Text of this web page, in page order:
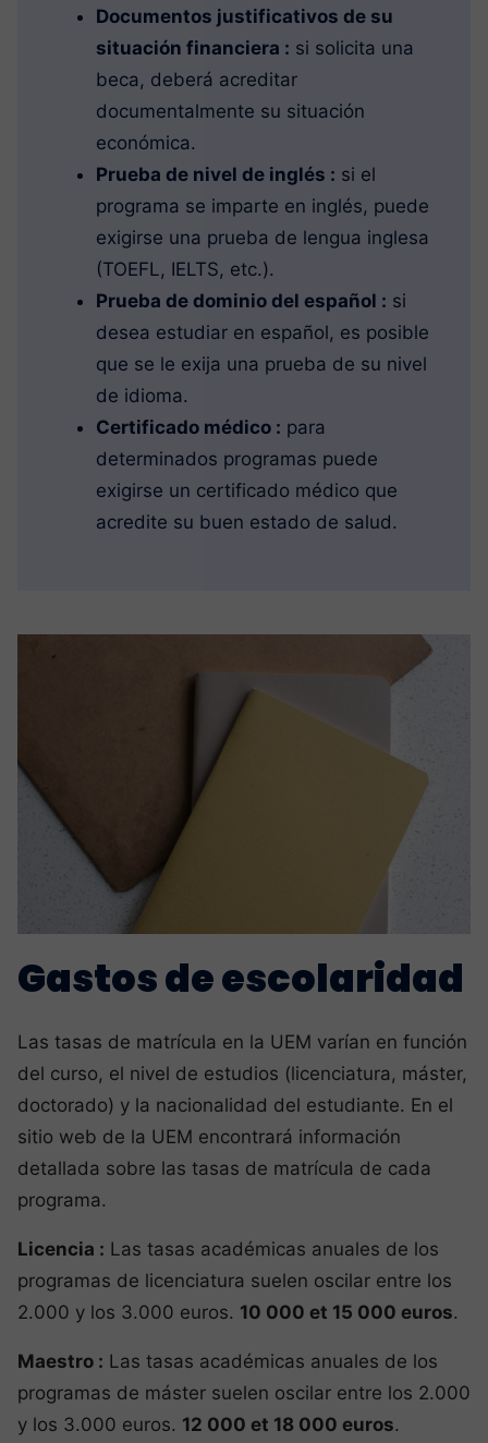
Documentos justificativos de su
situación financiera : si solicita una
beca, deberá acreditar
documentalmente su situación
económica.
Prueba de nivel de inglés : si el
programa se imparte en inglés, puede
exigirse una prueba de lengua inglesa
(TOEFL, IELTS, etc.).
Prueba de dominio del español : si
desea estudiar en español, es posible
que se le exija una prueba de su nivel
de idioma.
Certificado médico : para
determinados programas puede
exigirse un certificado médico que
acredite su buen estado de salud.
Gastos de escolaridad
Las tasas de matrícula en la UEM varían en función
del curso, el nivel de estudios (licenciatura, máster,
doctorado) y la nacionalidad del estudiante. En el
sitio web de la UEM encontrará información
detallada sobre las tasas de matrícula de cada
programa.
Licencia : Las tasas académicas anuales de los
programas de licenciatura suelen oscilar entre los
2.000 y los 3.000 euros. 10 000 et 15 000 euros.
Maestro : Las tasas académicas anuales de los
programas de máster suelen oscilar entre los 2.000
y los 3.000 euros. 12 000 et 18 000 euros.